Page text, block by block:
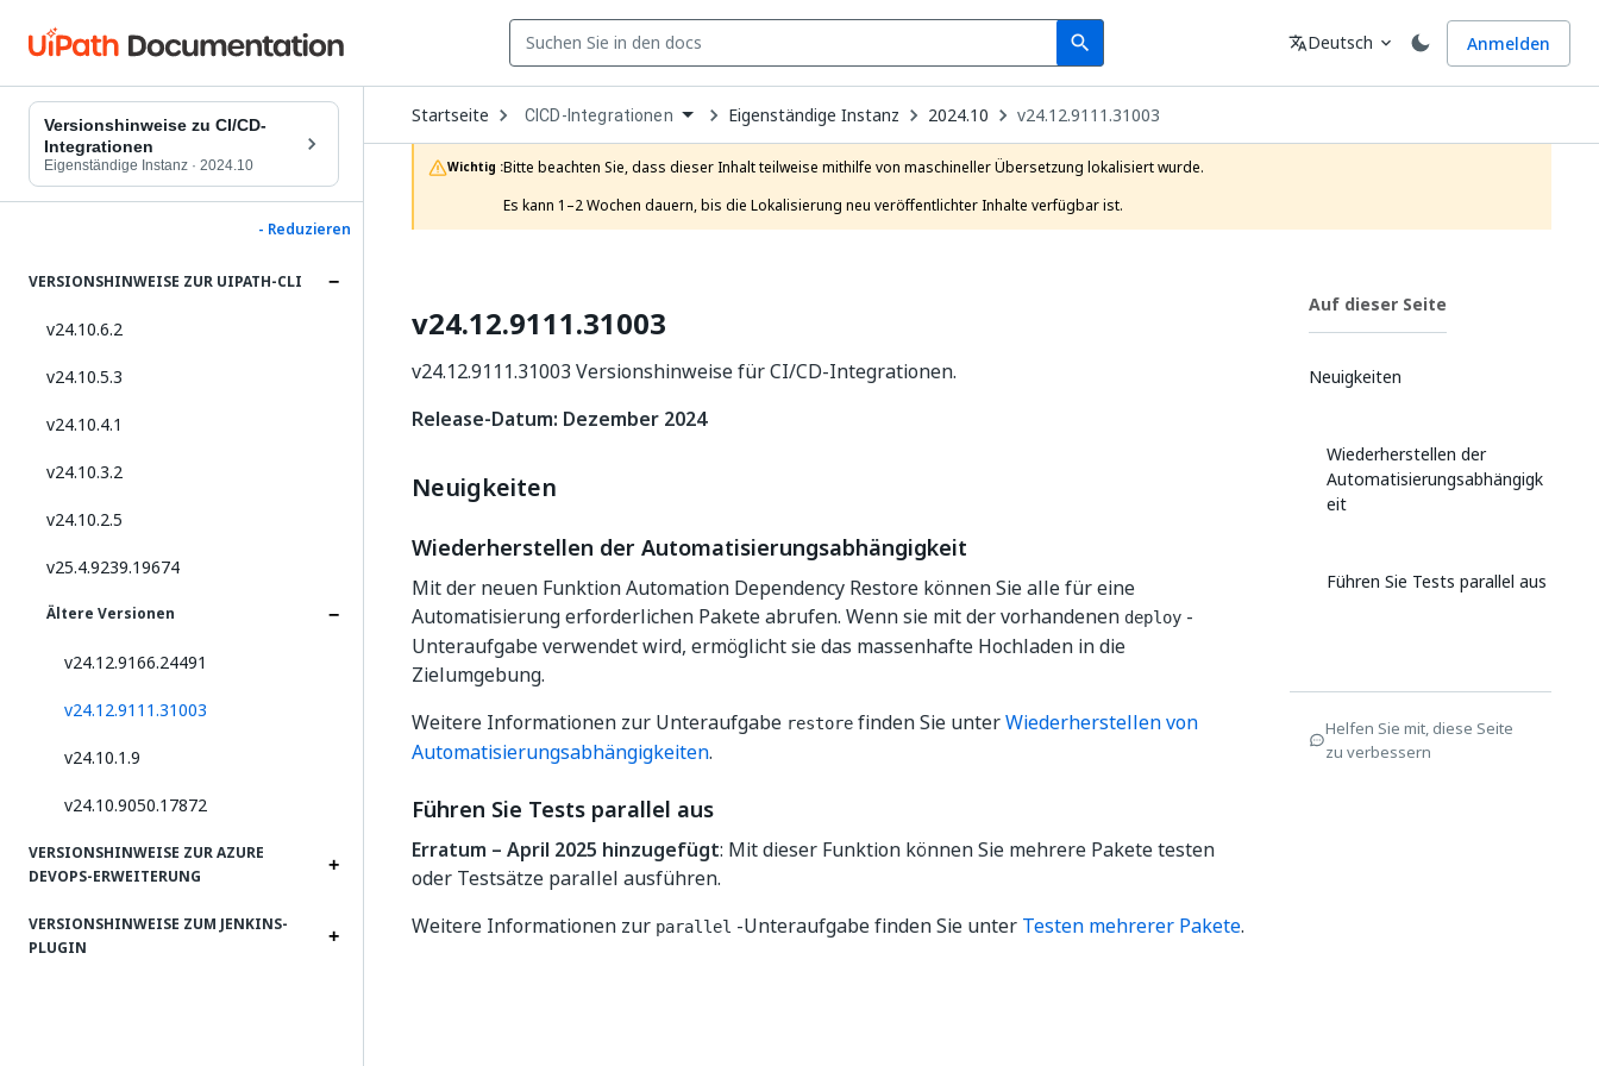
search
Search Sprache
translateDeutsch expand_more Anmelden
Versionshinweise zu CI/CD-
Integrationen
Eigenständige Instanz · 2024.10
- Reduzieren
VERSIONSHINWEISE ZUR UIPATH-CLI
v24.10.6.2
v24.10.5.3
v24.10.4.1
v24.10.3.2
v24.10.2.5
v25.4.9239.19674
Ältere Versionen
v24.12.9166.24491
v24.12.9111.31003
v24.10.1.9
v24.10.9050.17872
VERSIONSHINWEISE ZUR AZURE
DEVOPS-ERWEITERUNG
VERSIONSHINWEISE ZUM JENKINS-
PLUGIN
Startseite Open
Dropdown
to
choose
product
CICD-Integrationen Eigenständige Instanz 2024.10 v24.12.9111.31003
Wichtig :Bitte beachten Sie, dass dieser Inhalt teilweise mithilfe von maschineller Übersetzung lokalisiert wurde.
Es kann 1–2 Wochen dauern, bis die Lokalisierung neu veröffentlichter Inhalte verfügbar ist.
v24.12.9111.31003
v24.12.9111.31003 Versionshinweise für CI/CD-Integrationen.
Release-Datum: Dezember 2024
Neuigkeiten
Wiederherstellen der Automatisierungsabhängigkeit
Mit der neuen Funktion Automation Dependency Restore können Sie alle für eine
Automatisierung erforderlichen Pakete abrufen. Wenn sie mit der vorhandenen deploy -
Unteraufgabe verwendet wird, ermöglicht sie das massenhafte Hochladen in die
Zielumgebung.
Weitere Informationen zur Unteraufgabe restore finden Sie unterWiederherstellen von
Automatisierungsabhängigkeiten.
Führen Sie Tests parallel aus
Erratum – April 2025 hinzugefügt: Mit dieser Funktion können Sie mehrere Pakete testen
oder Testsätze parallel ausführen.
Weitere Informationen zur parallel -Unteraufgabe finden Sie unter Testen mehrerer Pakete.
Auf dieser Seite
Neuigkeiten
Wiederherstellen der
Automatisierungsabhängigk
eit
Führen Sie Tests parallel aus
Helfen Sie mit, diese Seite
zu verbessern